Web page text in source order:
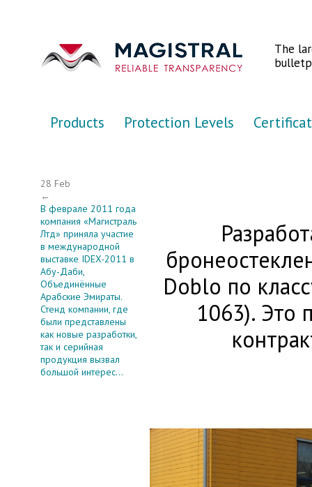
The
Products Protection Levels
28 Feb
←
В феврале 2011 года
компания «Магистраль
Лтд» приняла участие
в международной
выставке IDEX-2011 в
Абу-Даби,
Объединённые
Арабские Эмираты.
Стенд компании, где
были представлены
как новые разработки,
так и серийная
продукция вызвал
большой интерес...
Doblo по
1063). Это